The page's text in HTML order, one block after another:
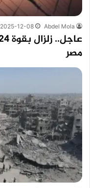
Abdel Mola
2025-12-08
مصر